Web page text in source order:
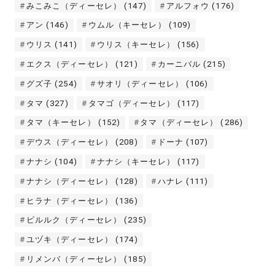
みこみこ（ディーセレ） (147) アルフォウ (176)
アン (146) ウムル（キーセレ） (109)
ウリス (141) ウリス（キーセレ） (156)
エクス（ディーセレ） (121) カーニバル (215)
グズ子 (254) サオリ（ディーセレ） (106)
タマ (327) タマゴ（ディーセレ） (117)
タマ（キーセレ） (152) タマ（ディーセレ） (286)
デウス（ディーセレ） (208) ドーナ (107)
ナナシ (104) ナナシ（キーセレ） (117)
ナナシ（ディーセレ） (128) ハナレ (111)
ヒラナ（ディーセレ） (136)
ピルルク（ディーセレ） (235)
ユヅキ（ディーセレ） (174)
リメンバ（ディーセレ） (185)